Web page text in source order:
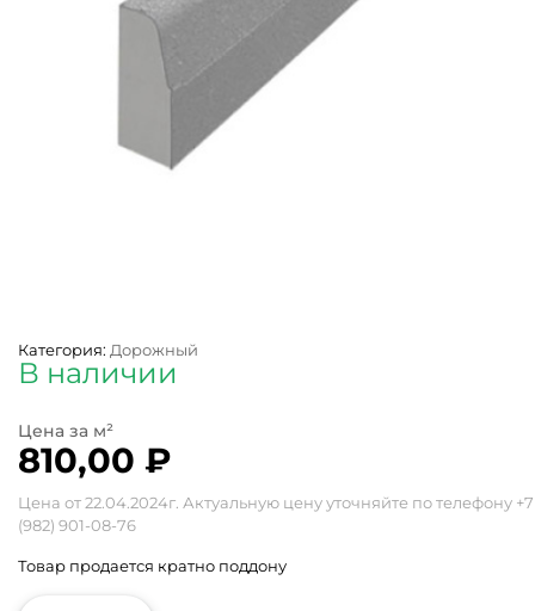
Категория: Дорожный
В наличии
810,00 ₽
Цена от 22.04.2024г. Актуальную цену уточняйте по телефону +7
(982) 901-08-76
Товар продается кратно поддону